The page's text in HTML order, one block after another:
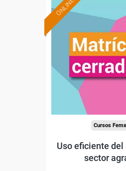
ONLINE
Cursos
Uso eficiente del
sector